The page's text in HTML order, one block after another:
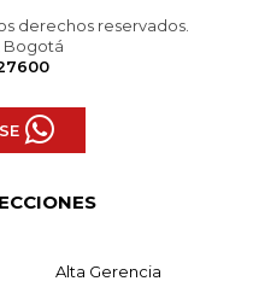
derechos reservados.
Bogotá
Alta Gerencia